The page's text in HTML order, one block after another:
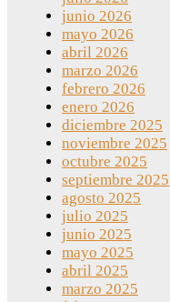
junio 2026
mayo 2026
abril 2026
marzo 2026
febrero 2026
enero 2026
diciembre 2025
noviembre 2025
octubre 2025
septiembre 2025
agosto 2025
julio 2025
junio 2025
mayo 2025
abril 2025
marzo 2025